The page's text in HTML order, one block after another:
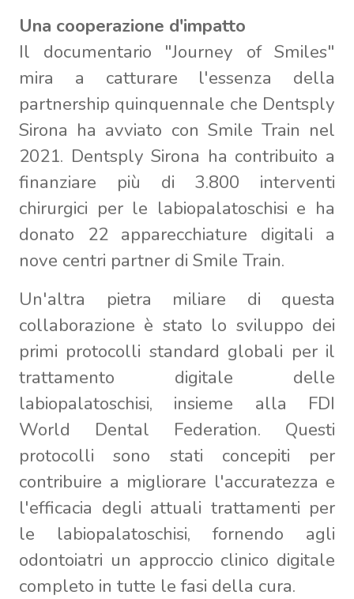
Una cooperazione d'impatto
Il documentario "Journey of Smiles"
mira a catturare l'essenza della
partnership quinquennale che Dentsply
Sirona ha avviato con Smile Train nel
2021. Dentsply Sirona ha contribuito a
finanziare più di 3.800 interventi
chirurgici per le labiopalatoschisi e ha
donato 22 apparecchiature digitali a
nove centri partner di Smile Train.
Un'altra pietra miliare di questa
collaborazione è stato lo sviluppo dei
primi protocolli standard globali per il
trattamento digitale delle
labiopalatoschisi, insieme alla FDI
World Dental Federation. Questi
protocolli sono stati concepiti per
contribuire a migliorare l'accuratezza e
l'efficacia degli attuali trattamenti per
le labiopalatoschisi, fornendo agli
odontoiatri un approccio clinico digitale
completo in tutte le fasi della cura.